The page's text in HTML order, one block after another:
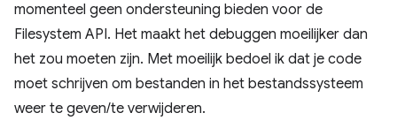
momenteel geen ondersteuning bieden voor de
Filesystem API. Het maakt het debuggen moeilijker dan
het zou moeten zijn. Met moeilijk bedoel ik dat je code
moet schrijven om bestanden in het bestandssysteem
weer te geven/te verwijderen.